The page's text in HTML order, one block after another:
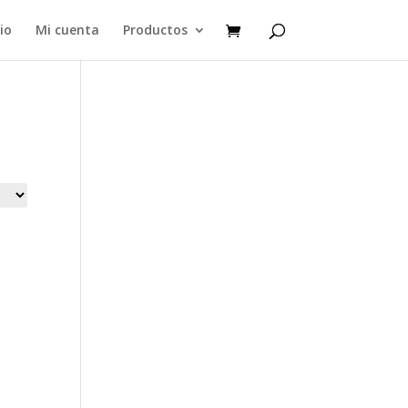
Mi cuenta Productos